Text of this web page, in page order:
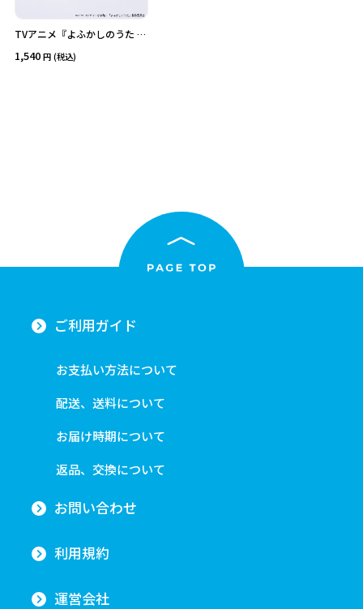
TVアニメ『よふかしのうた Se
セット(クラシカルロリータ)
1,540 (税込)
ご利用ガイド
お支払い方法について
配送、送料について
お届け時期について
返品、交換について
お問い合わせ
利用規約
運営会社
クリア